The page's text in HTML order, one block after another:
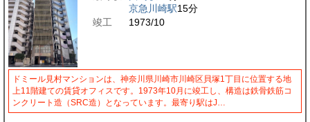
京急川崎駅15分
竣工
1973/10
ドミール見村マンションは、神奈川県川崎市川崎区貝塚1丁目に位置する地
上11階建ての賃貸オフィスです。1973年10月に竣工し、構造は鉄骨鉄筋コ
ンクリート造（SRC造）となっています。最寄り駅はJ…